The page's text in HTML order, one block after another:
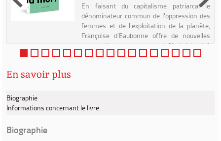
En faisant du capitalisme patriarcal le
dénominateur commun de l'oppression des
femmes et de l'exploitation de la planète,
Françoise d'Eaubonne offre de nouvelles
perspectives au mouvement féministe et à
la lutte écologiste. Pour ...
En savoir plus
Biographie
Informations concernant le livre
Biographie